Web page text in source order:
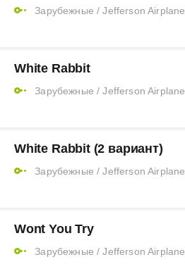
Зарубежные /Jefferson Airplane
White Rabbit
Зарубежные /Jefferson Airplane
White Rabbit (2 вариант)
Зарубежные /Jefferson Airplane
Wont You Try
Зарубежные /Jefferson Airplane